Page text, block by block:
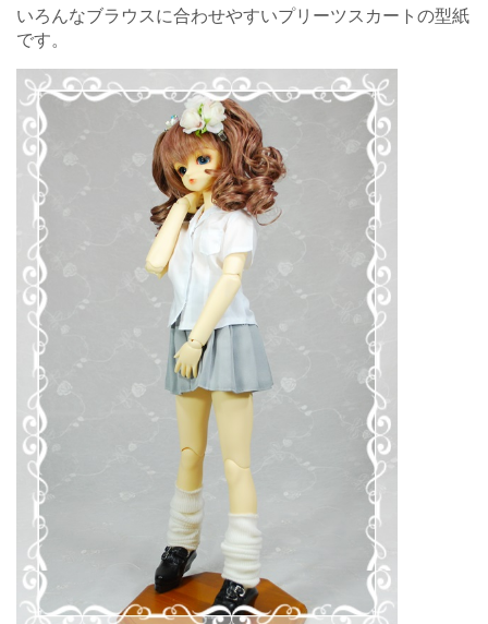
いろんなブラウスに合わせやすいプリーツスカートの型紙
です。